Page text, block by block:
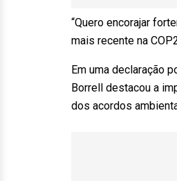
“Quero encorajar
mais recente na
Em uma declaração
Borrell destacou a
dos acordos